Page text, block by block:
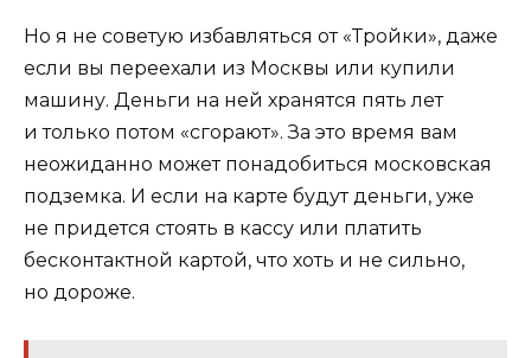
Но я не советую избавляться от «Тройки», даже
если вы переехали из Москвы или купили
машину. Деньги на ней хранятся пять лет
и только потом «сгорают». За это время вам
неожиданно может понадобиться московская
подземка. И если на карте будут деньги, уже
не придется стоять в кассу или платить
бесконтактной картой, что хоть и не сильно,
но дороже.